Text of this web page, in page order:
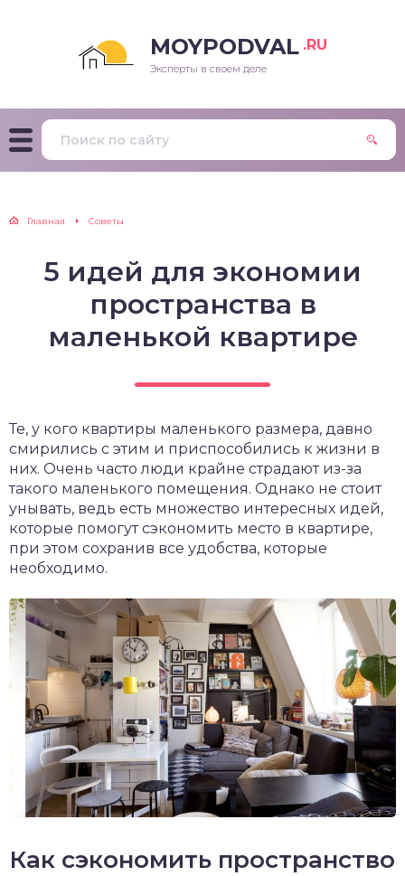
MOYPODVAL .RU
Эксперты в своем деле
Главная Советы
5 идей для экономии
пространства в
маленькой квартире
Те, у кого квартиры маленького размера, давно
смирились с этим и приспособились к жизни в
них. Очень часто люди крайне страдают из-за
такого маленького помещения. Однако не стоит
унывать, ведь есть множество интересных идей,
которые помогут сэкономить место в квартире,
при этом сохранив все удобства, которые
необходимо.
Как сэкономить пространство